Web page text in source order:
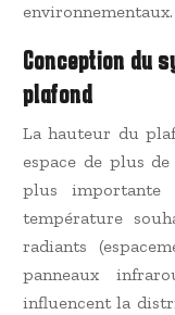
environnementaux.
Conception du
plafond
La hauteur du
espace de plus
plus importante
température
radiants
panneaux
influencent la